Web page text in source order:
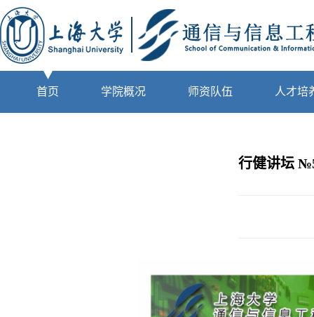
首页 学院概况 师资队伍 人才培
行健讲坛